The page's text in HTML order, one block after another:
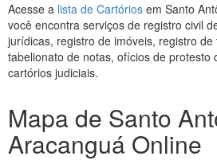
Acesse a lista de Cartórios em Santo
você encontra serviços de registro civil
jurídicas, registro de imóveis, registro
tabelionato de notas, ofícios de protesto
cartórios judiciais.
Mapa de Santo
Aracanguá Online